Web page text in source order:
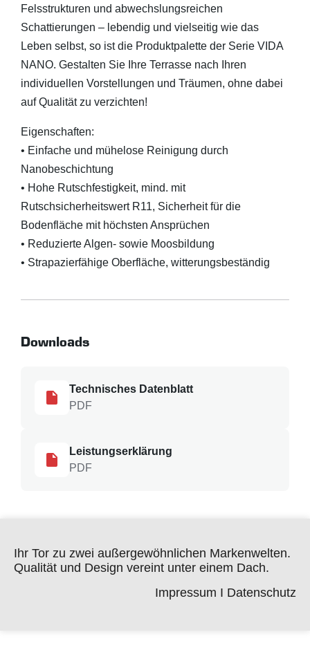
Felsstrukturen und abwechslungsreichen
Schattierungen – lebendig und vielseitig wie das
Leben selbst, so ist die Produktpalette der Serie VIDA
NANO. Gestalten Sie Ihre Terrasse nach Ihren
individuellen Vorstellungen und Träumen, ohne dabei
auf Qualität zu verzichten!
Eigenschaften:
• Einfache und mühelose Reinigung durch
Nanobeschichtung
• Hohe Rutschfestigkeit, mind. mit
Rutschsicherheitswert R11, Sicherheit für die
Bodenfläche mit höchsten Ansprüchen
• Reduzierte Algen- sowie Moosbildung
• Strapazierfähige Oberfläche, witterungsbeständig
Downloads
Technisches Datenblatt
PDF
Leistungserklärung
PDF
Ihr Tor zu zwei außergewöhnlichen Markenwelten.
Qualität und Design vereint unter einem Dach.
Impressum I Datenschutz